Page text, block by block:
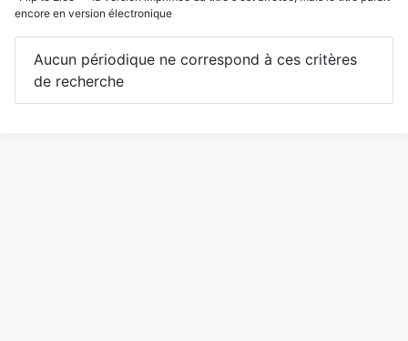
encore en version électronique
Aucun périodique ne correspond à ces critères
de recherche